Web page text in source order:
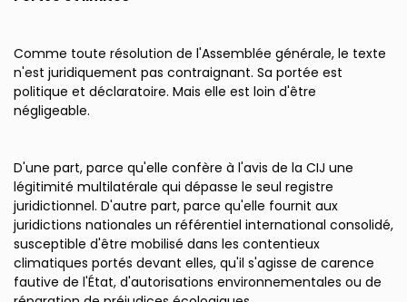
Comme toute résolution de l'Assemblée générale, le texte
n'est juridiquement pas contraignant. Sa portée est
politique et déclaratoire. Mais elle est loin d'être
négligeable.
D'une part, parce qu'elle confère à l'avis de la CIJ une
légitimité multilatérale qui dépasse le seul registre
juridictionnel. D'autre part, parce qu'elle fournit aux
juridictions nationales un référentiel international consolidé,
susceptible d'être mobilisé dans les contentieux
climatiques portés devant elles, qu'il s'agisse de carence
fautive de l'État, d'autorisations environnementales ou de